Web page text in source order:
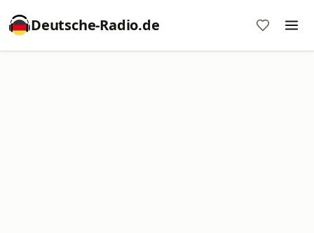
Deutsche-Radio.de